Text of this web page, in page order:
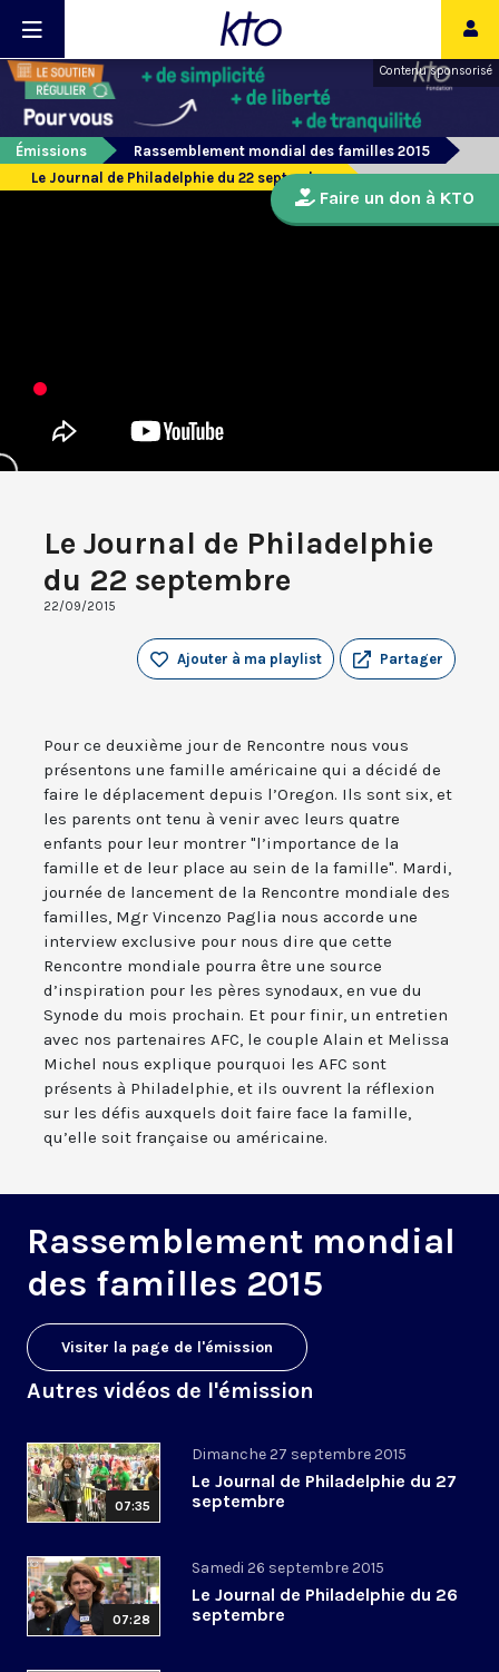
Contenu sponsorisé
Émissions
Rassemblement mondial des familles 2015
Le Journal de Philadelphie du 22 septembre
Le Journal de Philadelphie
du 22 septembre
22/09/2015
Partager
Ajouter à ma playlist
Pour ce deuxième jour de Rencontre nous vous
présentons une famille américaine qui a décidé de
faire le déplacement depuis l’Oregon. Ils sont six, et
les parents ont tenu à venir avec leurs quatre
enfants pour leur montrer "l’importance de la
famille et de leur place au sein de la famille". Mardi,
journée de lancement de la Rencontre mondiale des
familles, Mgr Vincenzo Paglia nous accorde une
interview exclusive pour nous dire que cette
Rencontre mondiale pourra être une source
d’inspiration pour les pères synodaux, en vue du
Synode du mois prochain. Et pour finir, un entretien
avec nos partenaires AFC, le couple Alain et Melissa
Michel nous explique pourquoi les AFC sont
présents à Philadelphie, et ils ouvrent la réflexion
sur les défis auxquels doit faire face la famille,
qu’elle soit française ou américaine.
Rassemblement mondial
des familles 2015
Visiter la page de l'émission
Autres vidéos de l'émission
07:35
Dimanche 27 septembre 2015
Le Journal de Philadelphie du 27
septembre
07:28
Samedi 26 septembre 2015
Le Journal de Philadelphie du 26
septembre
Faire un don à KTO